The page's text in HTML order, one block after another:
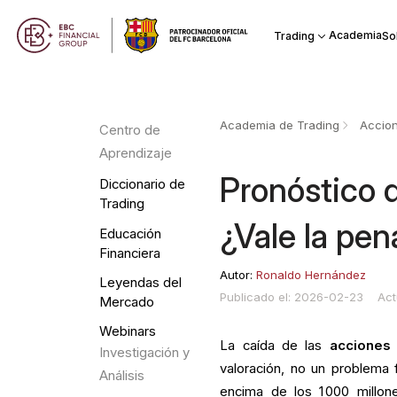
Trading Academia
Centro de
Aprendizaje
Diccionario de
Trading
Educación
Financiera
Leyendas del
Mercado
Webinars
Investigación y
Análisis
Academia de Trading
Pronóstico
¿Vale la
Autor:Ronaldo Hernández
Publicado el: 2026-02-23
La caída de las
valoración, no un
encima de los 1 000